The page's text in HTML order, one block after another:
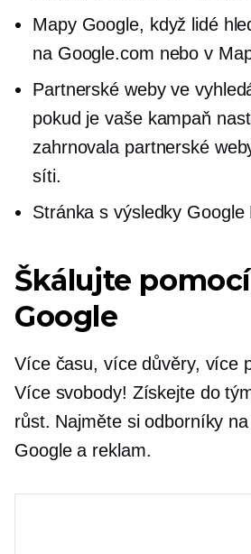
Mapy Google, když lidé
na Google.com nebo v
Partnerské weby ve
pokud je vaše kampaň
zahrnovala partnerské
síti.
Stránka s výsledky Google
Škálujte
Google
Více času, více důvěry, více
Více svobody! Získejte do
růst. Najměte si odborníky
Google a reklam.